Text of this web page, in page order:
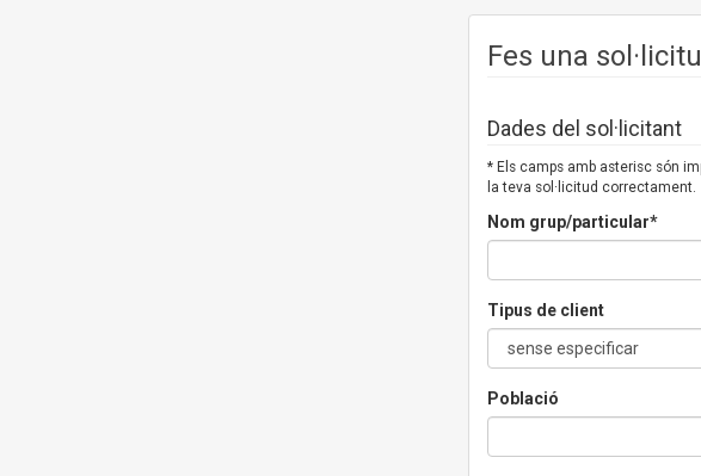
Fes una
Dades del sol·licitant
* Els camps amb asterisc són
la teva sol·licitud correctament.
Nom grup/particular*
Tipus de client
Població